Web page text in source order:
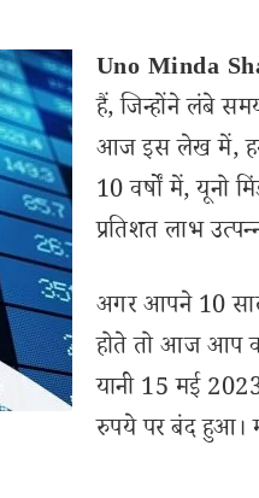
Uno Minda
हैं, जिन्होंने लंबे
आज इस लेख में, हम
10 वर्षों में, यूनो
प्रतिशत लाभ
अगर आपने 10
होते तो आज आप
यानी 15 मई
रुपये पर बंद हुआ।